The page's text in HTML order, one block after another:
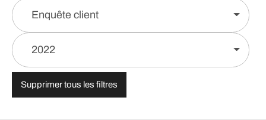
Enquête client
2022
Supprimer tous les filtres